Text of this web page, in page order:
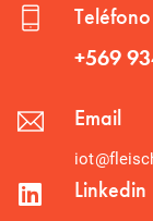
Teléfono
+569
Email
Linkedin